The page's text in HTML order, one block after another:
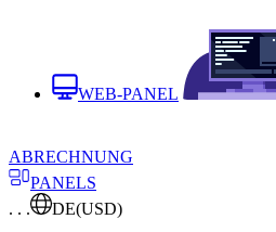
WEB-PANEL
ABRECHNUNG
PANELS
. . .
DE(USD)